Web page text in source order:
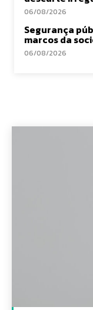
06/08/2026
Segurança
marcos da
06/08/2026